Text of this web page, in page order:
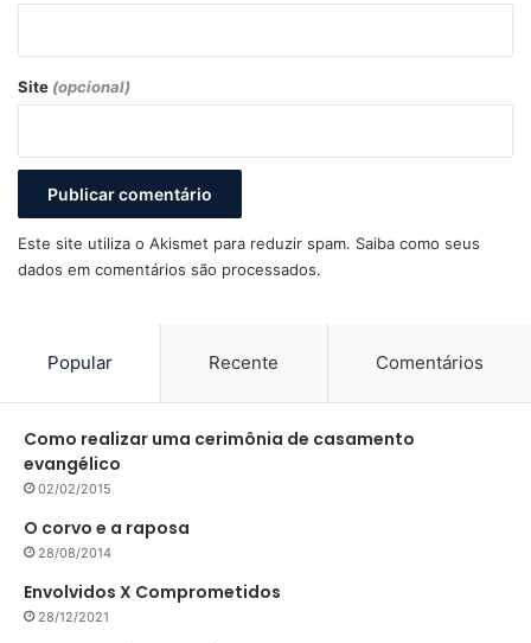
Site (opcional)
Este site utiliza o Akismet para reduzir spam. Saiba como seus
dados em comentários são processados.
Popular Recente Comentários
Como realizar uma cerimônia de casamento
evangélico
02/02/2015
O corvo e a raposa
28/08/2014
Envolvidos X Comprometidos
28/12/2021